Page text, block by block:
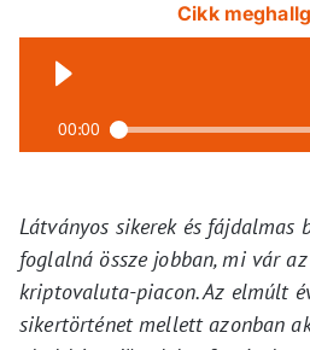
Cikk
00:00
Látványos sikerek és fájdalmas
foglalná össze jobban, mi vár
kriptovaluta-piacon. Az elmúlt
sikertörténet mellett azonban